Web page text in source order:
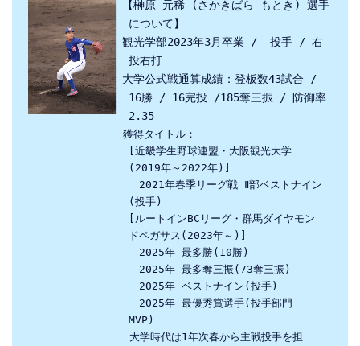
【榊原 元稀 (さかきばら もとき) 選手
について】
観光学部2023年3月卒業 /  投手 / 右
投右打
大学公式戦通算成績：登板数43試合 /
16勝 / 16完投 /185奪三振 / 防御率
2.35
獲得タイトル：
[近畿学生野球連盟・大阪観光大学
(2019年～2022年)]
2021年春季リーグ戦 Ⅱ部ベストナイン
(投手)
[ルートインBCリーグ・群馬ダイヤモン
ドペガサス(2023年～)]
2025年 最多勝(10勝)
2025年 最多奪三振(73奪三振)
2025年 ベストナイン(投手)
2025年 最優秀賞選手(投手部門
MVP)